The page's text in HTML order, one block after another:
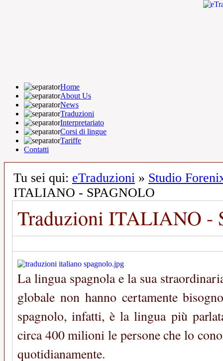
Home
About Us
News
Traduzioni
Interpretariato
Corsi di lingue
Tariffe
Contatti
Tu sei qui: eTraduzioni » Studio
ITALIANO - SPAGNOLO
Traduzioni ITALIANO -
La lingua spagnola e la sua
globale non hanno certamente
spagnolo, infatti, è la lingua più
circa 400 milioni le persone che lo
quotidianamente.